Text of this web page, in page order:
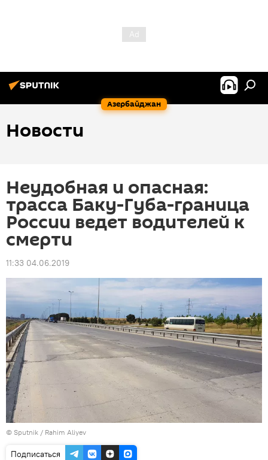
Азербайджан
Новости
Неудобная и опасная:
трасса Баку-Губа-граница
России ведет водителей к
смерти
11:33 04.06.2019
© Sputnik / Rahim Aliyev
Подписаться